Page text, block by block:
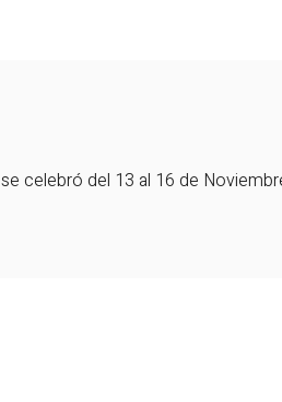
celebró del 13 al 16 de